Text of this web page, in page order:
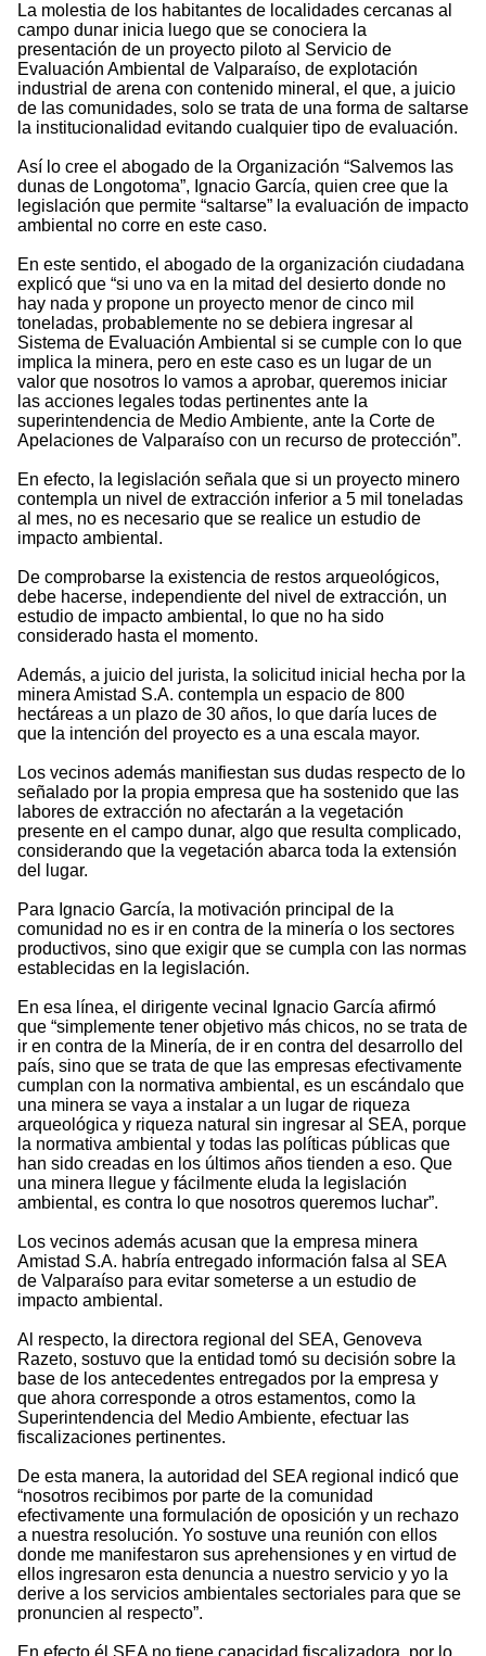
La molestia de los habitantes de localidades cercanas al
campo dunar inicia luego que se conociera la
presentación de un proyecto piloto al Servicio de
Evaluación Ambiental de Valparaíso, de explotación
industrial de arena con contenido mineral, el que, a juicio
de las comunidades, solo se trata de una forma de saltarse
la institucionalidad evitando cualquier tipo de evaluación.
Así lo cree el abogado de la Organización “Salvemos las
dunas de Longotoma”, Ignacio García, quien cree que la
legislación que permite “saltarse” la evaluación de impacto
ambiental no corre en este caso.
En este sentido, el abogado de la organización ciudadana
explicó que “si uno va en la mitad del desierto donde no
hay nada y propone un proyecto menor de cinco mil
toneladas, probablemente no se debiera ingresar al
Sistema de Evaluación Ambiental si se cumple con lo que
implica la minera, pero en este caso es un lugar de un
valor que nosotros lo vamos a aprobar, queremos iniciar
las acciones legales todas pertinentes ante la
superintendencia de Medio Ambiente, ante la Corte de
Apelaciones de Valparaíso con un recurso de protección”.
En efecto, la legislación señala que si un proyecto minero
contempla un nivel de extracción inferior a 5 mil toneladas
al mes, no es necesario que se realice un estudio de
impacto ambiental.
De comprobarse la existencia de restos arqueológicos,
debe hacerse, independiente del nivel de extracción, un
estudio de impacto ambiental, lo que no ha sido
considerado hasta el momento.
Además, a juicio del jurista, la solicitud inicial hecha por la
minera Amistad S.A. contempla un espacio de 800
hectáreas a un plazo de 30 años, lo que daría luces de
que la intención del proyecto es a una escala mayor.
Los vecinos además manifiestan sus dudas respecto de lo
señalado por la propia empresa que ha sostenido que las
labores de extracción no afectarán a la vegetación
presente en el campo dunar, algo que resulta complicado,
considerando que la vegetación abarca toda la extensión
del lugar.
Para Ignacio García, la motivación principal de la
comunidad no es ir en contra de la minería o los sectores
productivos, sino que exigir que se cumpla con las normas
establecidas en la legislación.
En esa línea, el dirigente vecinal Ignacio García afirmó
que “simplemente tener objetivo más chicos, no se trata de
ir en contra de la Minería, de ir en contra del desarrollo del
país, sino que se trata de que las empresas efectivamente
cumplan con la normativa ambiental, es un escándalo que
una minera se vaya a instalar a un lugar de riqueza
arqueológica y riqueza natural sin ingresar al SEA, porque
la normativa ambiental y todas las políticas públicas que
han sido creadas en los últimos años tienden a eso. Que
una minera llegue y fácilmente eluda la legislación
ambiental, es contra lo que nosotros queremos luchar”.
Los vecinos además acusan que la empresa minera
Amistad S.A. habría entregado información falsa al SEA
de Valparaíso para evitar someterse a un estudio de
impacto ambiental.
Al respecto, la directora regional del SEA, Genoveva
Razeto, sostuvo que la entidad tomó su decisión sobre la
base de los antecedentes entregados por la empresa y
que ahora corresponde a otros estamentos, como la
Superintendencia del Medio Ambiente, efectuar las
fiscalizaciones pertinentes.
De esta manera, la autoridad del SEA regional indicó que
“nosotros recibimos por parte de la comunidad
efectivamente una formulación de oposición y un rechazo
a nuestra resolución. Yo sostuve una reunión con ellos
donde me manifestaron sus aprehensiones y en virtud de
ellos ingresaron esta denuncia a nuestro servicio y yo la
derive a los servicios ambientales sectoriales para que se
pronuncien al respecto”.